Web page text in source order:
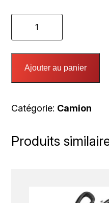
Ajouter au panier
Catégorie: Camion
Produits